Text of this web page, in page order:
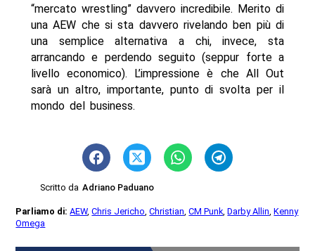
“mercato wrestling” davvero incredibile. Merito di
una AEW che si sta davvero rivelando ben più di
una semplice alternativa a chi, invece, sta
arrancando e perdendo seguito (seppur forte a
livello economico). L’impressione è che All Out
sarà un altro, importante, punto di svolta per il
mondo del business.
Scritto da Adriano Paduano
Parliamo di:AEW,Chris Jericho ,Christian ,CM Punk ,Darby Allin ,Kenny
Omega